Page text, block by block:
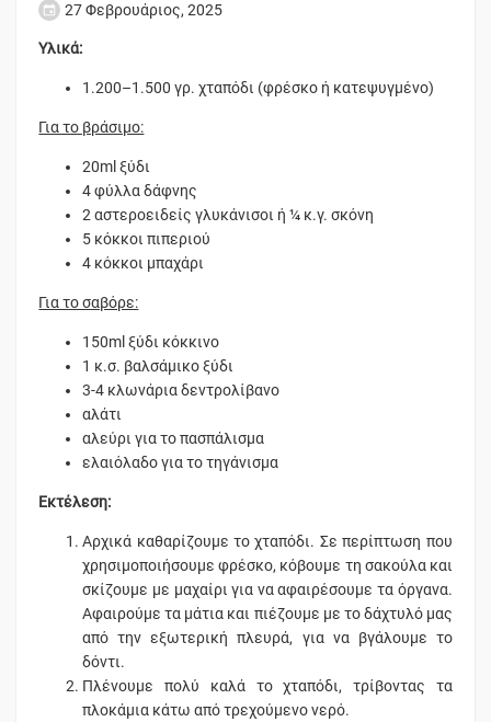
27 Φεβρουάριος, 2025
Υλικά:
1.200–1.500 γρ. χταπόδι (φρέσκο ή κατεψυγμένο)
Για το βράσιμο:
20ml ξύδι
4 φύλλα δάφνης
2 αστεροειδείς γλυκάνισοι ή ¼ κ.γ. σκόνη
5 κόκκοι πιπεριού
4 κόκκοι μπαχάρι
Για το σαβόρε:
150ml ξύδι κόκκινο
1 κ.σ. βαλσάμικο ξύδι
3-4 κλωνάρια δεντρολίβανο
αλάτι
αλεύρι για το πασπάλισμα
ελαιόλαδο για το τηγάνισμα
Εκτέλεση:
Αρχικά καθαρίζουμε το χταπόδι. Σε περίπτωση που
χρησιμοποιήσουμε φρέσκο, κόβουμε τη σακούλα και
σκίζουμε με μαχαίρι για να αφαιρέσουμε τα όργανα.
Αφαιρούμε τα μάτια και πιέζουμε με το δάχτυλό μας
από την εξωτερική πλευρά, για να βγάλουμε το
δόντι.
Πλένουμε πολύ καλά το χταπόδι, τρίβοντας τα
πλοκάμια κάτω από τρεχούμενο νερό.